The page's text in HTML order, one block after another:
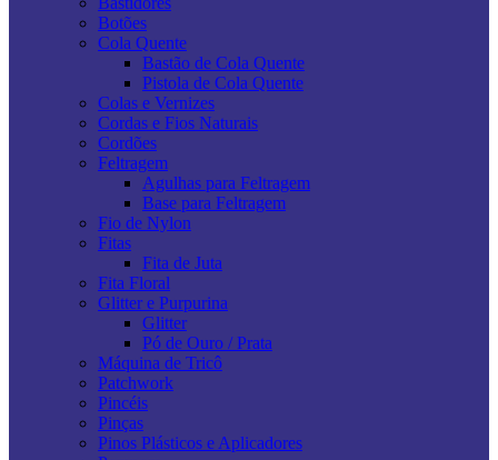
Botões
Cola Quente
Bastão de Cola Quente
Pistola de Cola Quente
Colas e Vernizes
Cordas e Fios Naturais
Cordões
Feltragem
Agulhas para Feltragem
Base para Feltragem
Fio de Nylon
Fitas
Fita de Juta
Fita Floral
Glitter e Purpurina
Glitter
Pó de Ouro / Prata
Máquina de Tricô
Patchwork
Pincéis
Pinças
Pinos Plásticos e Aplicadores